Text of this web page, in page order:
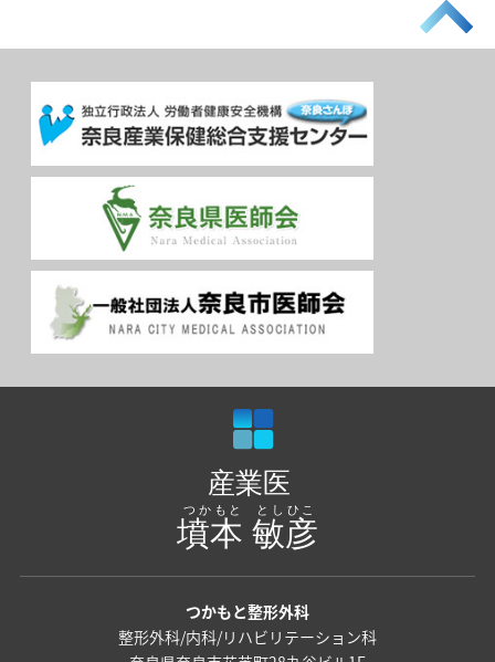
つかもと整形外科
整形外科/内科/リハビリテーション科